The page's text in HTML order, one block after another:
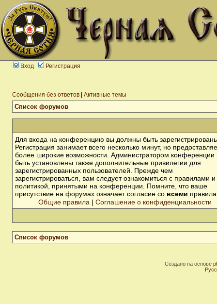
Вход Регистрация
Сообщения без ответов Активные темы
Список форумов
Для входа на конференцию вы должны быть
Регистрация занимает всего несколько минут, но
более широкие возможности. Администратором конференции
быть установлены также дополнительные привилегии для
зарегистрированных пользователей. Прежде чем
зарегистрироваться, вам следует ознакомиться с правилами и
политикой, принятыми на конференции. Помните, что ваше
присутствие на форумах означает согласие со всеми
Общие правила | Соглашение о конфиденциальности
Список форумов
Создано на основе